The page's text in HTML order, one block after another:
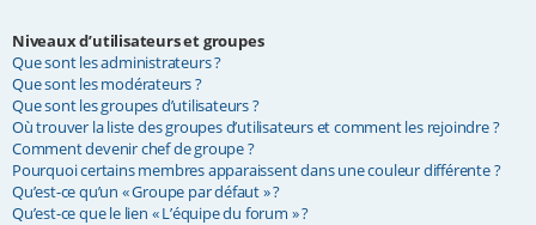
Niveaux d’utilisateurs et groupes
Que sont les administrateurs ?
Que sont les modérateurs ?
Que sont les groupes d’utilisateurs ?
Où trouver la liste des groupes d’utilisateurs et comment les rejoindre ?
Comment devenir chef de groupe ?
Pourquoi certains membres apparaissent dans une couleur différente ?
Qu’est-ce qu’un « Groupe par défaut » ?
Qu’est-ce que le lien « L’équipe du forum » ?